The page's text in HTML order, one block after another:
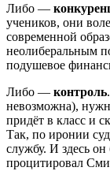
Либо —
учеников, они
современной
неолиберальным
подушевое
Либо — контроль
невозможна),
придёт в класс и
Так, по иронии
службу. И здесь
процитировал